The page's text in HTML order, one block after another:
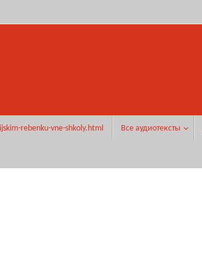
rebenku-vne-shkoly.html Все аудиотексты